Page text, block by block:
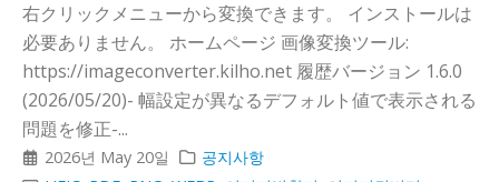
右クリックメニューから変換できます。 インストールは
必要ありません。 ホームページ 画像変換ツール:
https://imageconverter.kilho.net 履歴バージョン 1.6.0
(2026/05/20)- 幅設定が異なるデフォルト値で表示される
問題を修正-...
2026년 May 20일
공지사항